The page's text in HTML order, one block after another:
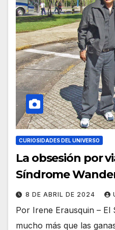
CURIOSIDADES DEL UNIVERSO
La obsesión por
Síndrome
8 DE ABRIL DE 2024
Por Irene Erausquin – El
mucho más que las